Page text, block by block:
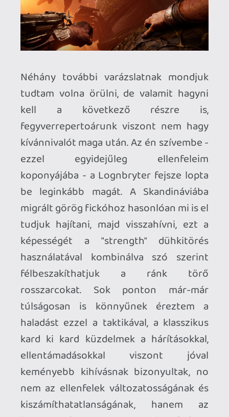
Reszketsz KICSI?
ütőkártyái közé tartozott, a Behemoth
már a címválasztásával hangsúlyozni
kívánta eme jellegzetességét. Hogy
ugyanis a mintegy 8-10 órát kitevő
játékidő töredékét töltjük csak a
hatalmas lények legyőzésével, de
tagadhatatlanul ezek a
legemlékezetesebb pillanatok is egyben.
Számos klasszikust idéztek meg a
fejlesztők, Ueda Fumito kolosszusának
árnyéka az egész játékra rávetül, de
sokszor jutott eszembe a Dark Souls
sorozat is mint inspirációs forrás, ha arra
gondolok mennyire elengedik a kezünket
és ránk bízzák a felfedezést.
A Meta crossbuy konstrukcióban kínálja
áruházában a portékát, így aki itt
kattintja be szabadon eldöntheti, hogy
beveti-e a PC-je számítási kapacitását,
vagy natívan futtatja az applikációt a
Quest-en. Különböző okokból nem
sikerült még stabil vezetéknélküli
kapcsolatot kialakítanom a Quest 3 és a
PC között, ezért első körben a nyakörv
nélküli totális szabadságot priorizáltam a